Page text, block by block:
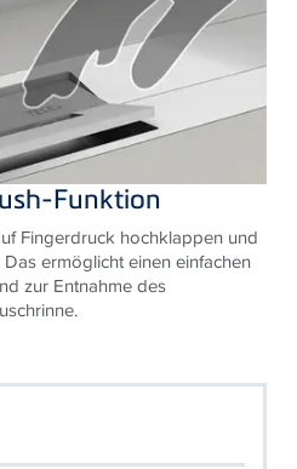
Funktion
Fingerdruck hochklappen und
ermöglicht einen einfachen
zur Entnahme des